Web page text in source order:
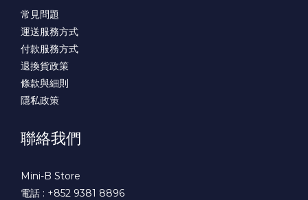
常見問題
運送服務方式
付款服務方式
退換貨政策
條款與細則
隱私政策
聯絡我們
Mini-B Store
電話 : +852 9381 8896